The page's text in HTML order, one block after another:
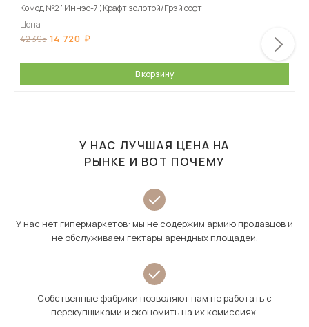
Комод №2 "Иннэс-7", Крафт золотой/Грэй софт
Цена
42 395 14 720
В корзину
У НАС ЛУЧШАЯ ЦЕНА НА
РЫНКЕ И ВОТ ПОЧЕМУ
У нас нет гипермаркетов: мы не содержим армию продавцов и
не обслуживаем гектары арендных площадей.
Собственные фабрики позволяют нам не работать с
перекупщиками и экономить на их комиссиях.